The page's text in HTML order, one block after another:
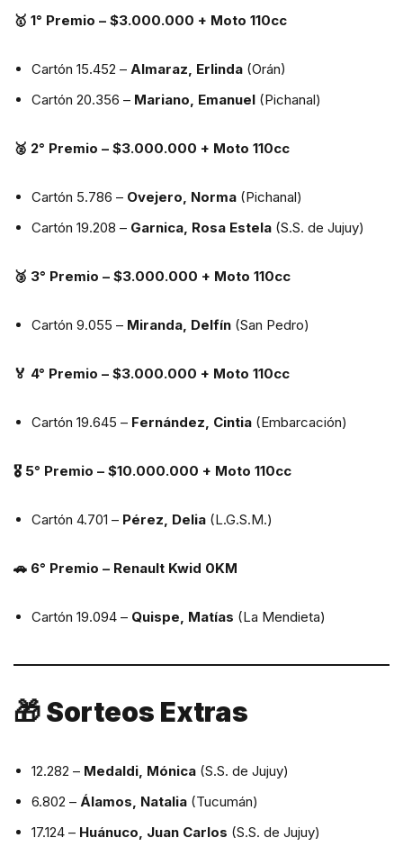
🥇 1° Premio – $3.000.000 + Moto 110cc
Cartón 15.452 – Almaraz, Erlinda (Orán)
Cartón 20.356 – Mariano, Emanuel (Pichanal)
🥈 2° Premio – $3.000.000 + Moto 110cc
Cartón 5.786 – Ovejero, Norma (Pichanal)
Cartón 19.208 – Garnica, Rosa Estela (S.S. de Jujuy)
🥉 3° Premio – $3.000.000 + Moto 110cc
Cartón 9.055 – Miranda, Delfín (San Pedro)
🏅 4° Premio – $3.000.000 + Moto 110cc
Cartón 19.645 – Fernández, Cintia (Embarcación)
🎖 5° Premio – $10.000.000 + Moto 110cc
Cartón 4.701 – Pérez, Delia (L.G.S.M.)
🚗 6° Premio – Renault Kwid 0KM
Cartón 19.094 – Quispe, Matías (La Mendieta)
🎁 Sorteos Extras
12.282 – Medaldi, Mónica (S.S. de Jujuy)
6.802 – Álamos, Natalia (Tucumán)
17.124 – Huánuco, Juan Carlos (S.S. de Jujuy)